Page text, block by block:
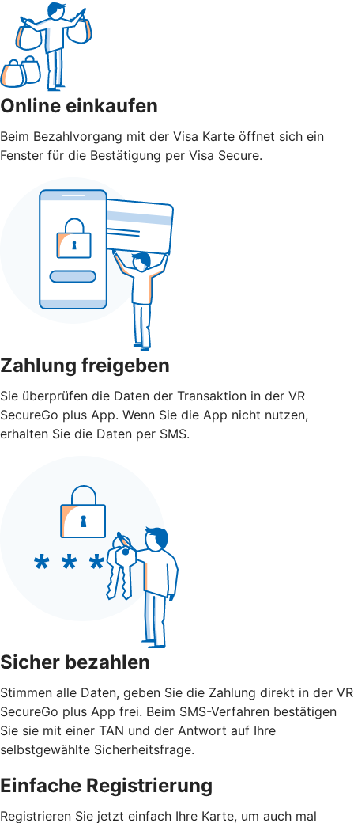
Online einkaufen
Beim Bezahlvorgang mit der Visa Karte öffnet sich ein
Fenster für die Bestätigung per Visa Secure.
Zahlung freigeben
Sie überprüfen die Daten der Transaktion in der VR
SecureGo plus App. Wenn Sie die App nicht nutzen,
erhalten Sie die Daten per SMS.
Sicher bezahlen
Stimmen alle Daten, geben Sie die Zahlung direkt in der VR
SecureGo plus App frei. Beim SMS-Verfahren bestätigen
Sie sie mit einer TAN und der Antwort auf Ihre
selbstgewählte Sicherheitsfrage.
Einfache Registrierung
Registrieren Sie jetzt einfach Ihre Karte, um auch mal